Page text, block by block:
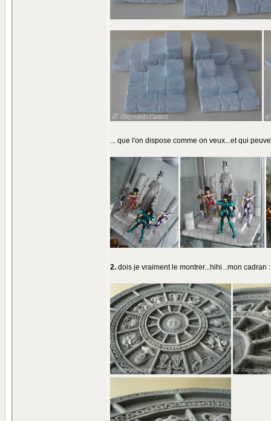
... que l'on dispose comme on veux...et qui
2. dois je vraiment le montrer...hihi...mon cadran :